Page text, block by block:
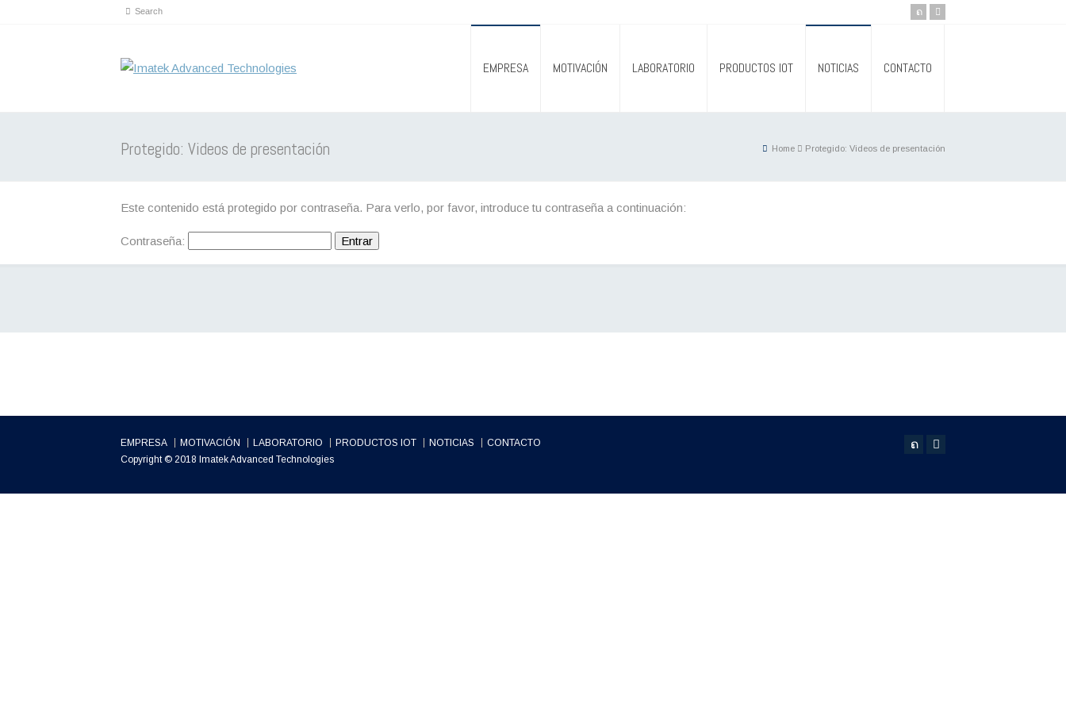
EMPRESA MOTIVACIÓN LABORATORIO PRODUCTOS IOT NOTICIAS CONTACTO
Protegido: Videos de presentación Home Protegido: Videos de presentación
Este contenido está protegido por contraseña. Para verlo, por favor, introduce tu contraseña a continuación:
Contraseña:
EMPRESA MOTIVACIÓN LABORATORIO PRODUCTOS IOT NOTICIAS
CONTACTO
Copyright © 2018 Imatek Advanced Technologies